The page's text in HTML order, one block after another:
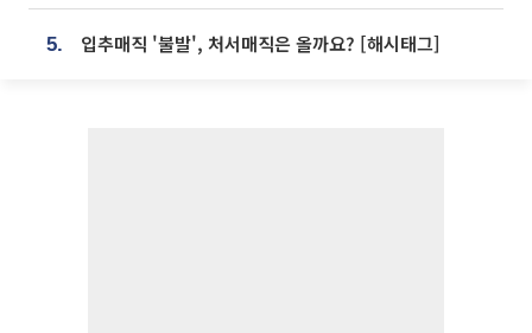
5. 입추매직 '불발', 처서매직은 올까요? [해시태그]